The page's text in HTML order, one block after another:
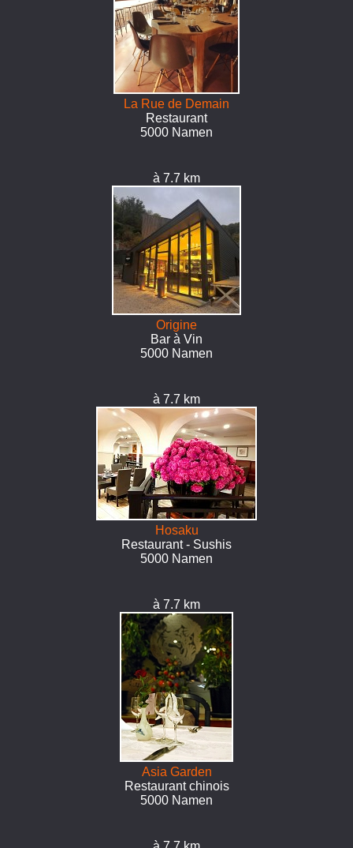
La Rue de Demain
Restaurant
5000 Namen
à 7.7 km
Origine
Bar à Vin
5000 Namen
à 7.7 km
Hosaku
Restaurant - Sushis
5000 Namen
à 7.7 km
Asia Garden
Restaurant chinois
5000 Namen